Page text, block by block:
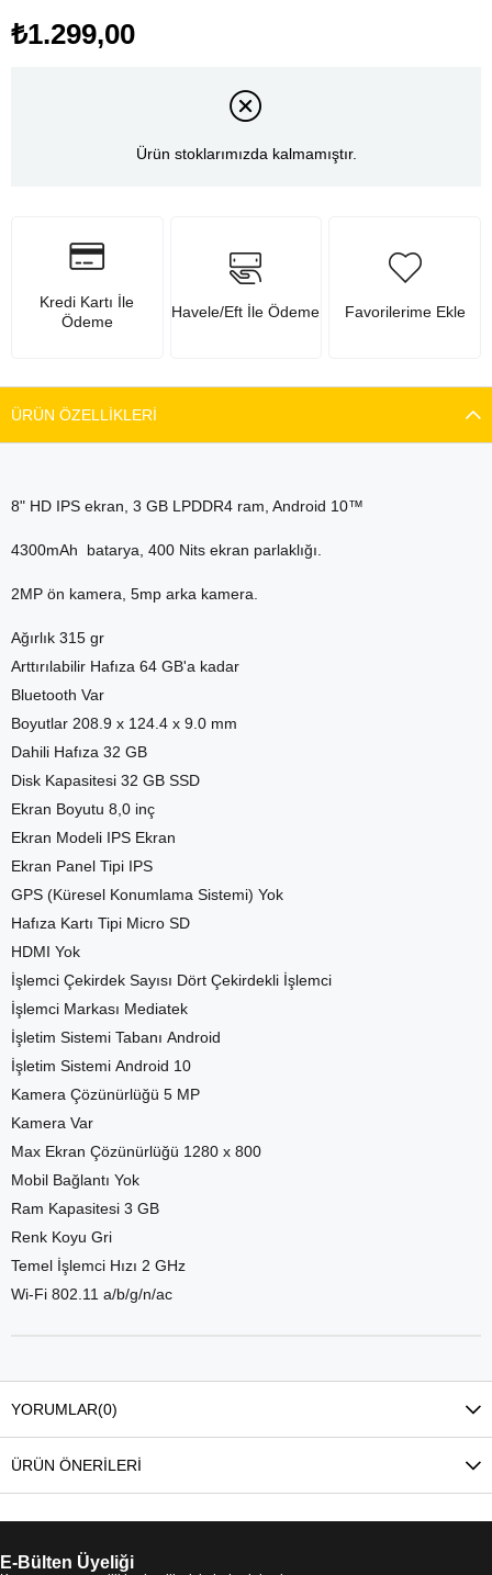
₺1.299,00
Ürün stoklarımızda kalmamıştır.
Kredi Kartı İle
Ödeme
Havele/Eft İle Ödeme Favorilerime Ekle
ÜRÜN ÖZELLIKLERI
8" HD IPS ekran, 3 GB LPDDR4 ram, Android 10™
4300mAh batarya, 400 Nits ekran parlaklığı.
2MP ön kamera, 5mp arka kamera.
Ağırlık 315 gr
Arttırılabilir Hafıza 64 GB'a kadar
Bluetooth Var
Boyutlar 208.9 x 124.4 x 9.0 mm
Dahili Hafıza 32 GB
Disk Kapasitesi 32 GB SSD
Ekran Boyutu 8,0 inç
Ekran Modeli IPS Ekran
Ekran Panel Tipi IPS
GPS (Küresel Konumlama Sistemi) Yok
Hafıza Kartı Tipi Micro SD
HDMI Yok
İşlemci Çekirdek Sayısı Dört Çekirdekli İşlemci
İşlemci Markası Mediatek
İşletim Sistemi Tabanı Android
İşletim Sistemi Android 10
Kamera Çözünürlüğü 5 MP
Kamera Var
Max Ekran Çözünürlüğü 1280 x 800
Mobil Bağlantı Yok
Ram Kapasitesi 3 GB
Renk Koyu Gri
Temel İşlemci Hızı 2 GHz
Wi-Fi 802.11 a/b/g/n/ac
YORUMLAR(0)
ÜRÜN ÖNERILERI
E-Bülten Üyeliği